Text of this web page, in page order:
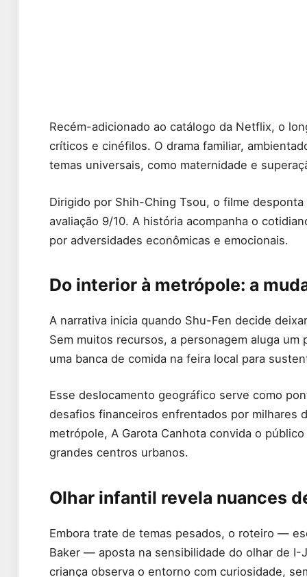
Recém-adicionado ao catálogo da Netflix, o
críticos e cinéfilos. O drama familiar,
temas universais, como maternidade e
Dirigido por Shih-Ching Tsou, o filme
avaliação 9/10. A história acompanha o
por adversidades econômicas e emocionais.
Do interior à metrópole: a
A narrativa inicia quando Shu-Fen decide
Sem muitos recursos, a personagem aluga
uma banca de comida na feira local para
Esse deslocamento geográfico serve como
desafios financeiros enfrentados por milhares
metrópole, A Garota Canhota convida o
grandes centros urbanos.
Olhar infantil revela nuances
Embora trate de temas pesados, o roteiro —
Baker — aposta na sensibilidade do olhar de I-
criança observa o entorno com curiosidade,